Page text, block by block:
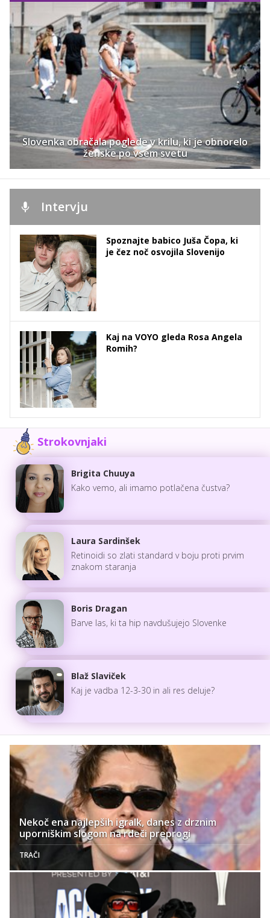
Slovenka obračala poglede v krilu, ki je obnorelo
ženske po vsem svetu
Intervju
Spoznajte babico Juša Čopa, ki
je čez noč osvojila Slovenijo
Kaj na VOYO gleda Rosa Angela
Romih?
Strokovnjaki
Brigita Chuuya
Kako vemo, ali imamo potlačena čustva?
Laura Sardinšek
Retinoidi so zlati standard v boju proti prvim
znakom staranja
Boris Dragan
Barve las, ki ta hip navdušujejo Slovenke
Blaž Slaviček
Kaj je vadba 12-3-30 in ali res deluje?
Nekoč ena najlepših igralk, danes z drznim
uporniškim slogom na rdeči preprogi
TRAČI